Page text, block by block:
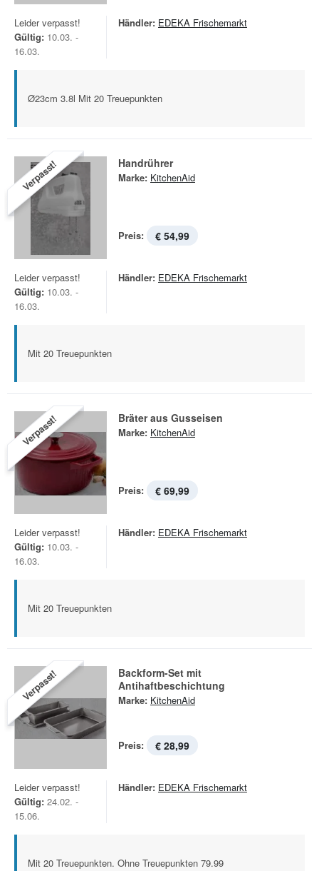
Leider verpasst!
Gültig: 10.03. -
16.03.
Händler: EDEKA Frischemarkt
Ø23cm 3.8l Mit 20 Treuepunkten
Verpasst! Handrührer
Marke: KitchenAid
Preis: € 54,99
Leider verpasst!
Gültig: 10.03. -
16.03.
Händler: EDEKA Frischemarkt
Mit 20 Treuepunkten
Verpasst! Bräter aus Gusseisen
Marke: KitchenAid
Preis: € 69,99
Leider verpasst!
Gültig: 10.03. -
16.03.
Händler: EDEKA Frischemarkt
Mit 20 Treuepunkten
Verpasst!
Backform-Set mit
Antihaftbeschichtung
Marke: KitchenAid
Preis: € 28,99
Leider verpasst!
Gültig: 24.02. -
15.06.
Händler: EDEKA Frischemarkt
Mit 20 Treuepunkten. Ohne Treuepunkten 79.99